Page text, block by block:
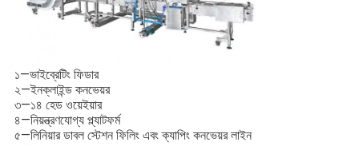
১—ভাইব্রেটিং ফিডার
২—ইনক্লাইন্ড কনভেয়র
৩—১৪ হেড ওয়েইয়ার
৪—নিয়ন্ত্রণযোগ্য প্ল্যাটফর্ম
৫—লিনিয়ার ডাবল স্টেশন ফিলিং এবং ক্যাপিং কনভেয়র লাইন